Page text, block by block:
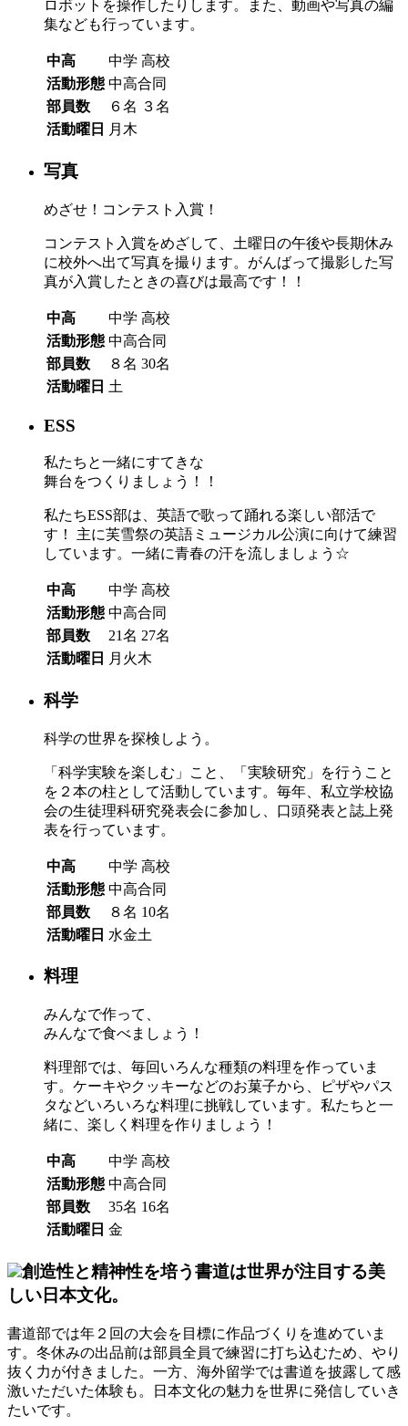
ロボットを操作したりします。また、動画や写真の編
集なども行っています。
中高 中学 高校
活動形態 中高合同
部員数
６名 ３名
活動曜日
月木
写真
めざせ！コンテスト入賞！
コンテスト入賞をめざして、土曜日の午後や長期休み
に校外へ出て写真を撮ります。がんばって撮影した写
真が入賞したときの喜びは最高です！！
中高 中学 高校
活動形態 中高合同
部員数
８名 30名
活動曜日 土
ESS
私たちと一緒にすてきな
舞台をつくりましょう！！
私たちESS部は、英語で歌って踊れる楽しい部活で
す！ 主に芙雪祭の英語ミュージカル公演に向けて練習
しています。一緒に青春の汗を流しましょう☆
中高 中学 高校
活動形態 中高合同
部員数
21名 27名
活動曜日
月火木
科学
科学の世界を探検しよう。
「科学実験を楽しむ」こと、「実験研究」を行うこと
を２本の柱として活動しています。毎年、私立学校協
会の生徒理科研究発表会に参加し、口頭発表と誌上発
表を行っています。
中高 中学 高校
活動形態 中高合同
部員数
８名 10名
活動曜日 水金土
料理
みんなで作って、
みんなで食べましょう！
料理部では、毎回いろんな種類の料理を作っていま
す。ケーキやクッキーなどのお菓子から、ピザやパス
タなどいろいろな料理に挑戦しています。私たちと一
緒に、楽しく料理を作りましょう！
中高 中学 高校
活動形態 中高合同
部員数
35名 16名
活動曜日 金
創造性と精神性を培う書道は世界が注目する美
しい日本文化。
書道部では年２回の大会を目標に作品づくりを進めていま
す。冬休みの出品前は部員全員で練習に打ち込むため、やり
抜く力が付きました。一方、海外留学では書道を披露して感
激いただいた体験も。日本文化の魅力を世界に発信していき
たいです。